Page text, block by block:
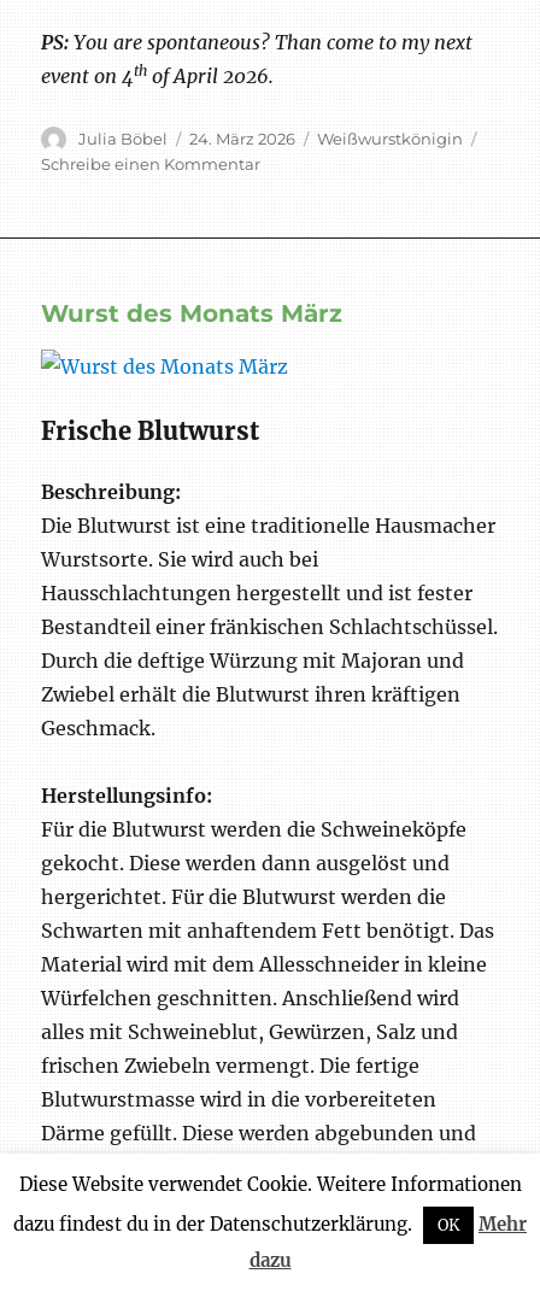
PS:You are spontaneous? Than come to my next
event on 4th of April 2026.
Autor
Julia Böbel
Veröffentlicht
am
24. März 2026 Schlagwörter
Weißwurstkönigin
Schreibe einen Kommentarzu
Wurst des Monats März
Frische Blutwurst
Beschreibung:
Die Blutwurst ist eine traditionelle Hausmacher
Wurstsorte. Sie wird auch bei
Hausschlachtungen hergestellt und ist fester
Bestandteil einer fränkischen Schlachtschüssel.
Durch die deftige Würzung mit Majoran und
Zwiebel erhält die Blutwurst ihren kräftigen
Geschmack.
Herstellungsinfo:
Für die Blutwurst werden die Schweineköpfe
gekocht. Diese werden dann ausgelöst und
hergerichtet. Für die Blutwurst werden die
Schwarten mit anhaftendem Fett benötigt. Das
Material wird mit dem Allesschneider in kleine
Würfelchen geschnitten. Anschließend wird
alles mit Schweineblut, Gewürzen, Salz und
frischen Zwiebeln vermengt. Die fertige
Blutwurstmasse wird in die vorbereiteten
Därme gefüllt. Diese werden abgebunden und
Blutwurst abgekühlt. Fertig ist die frische
Blutwurst für die fränkische Schlachtschüssel.
Ein Teil der Blutwürste wird nach dem
Diese Website verwendet Cookie. Weitere Informationen
dazu findest du in der Datenschutzerklärung.
OK
Mehr
dazu